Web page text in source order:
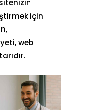
için
web